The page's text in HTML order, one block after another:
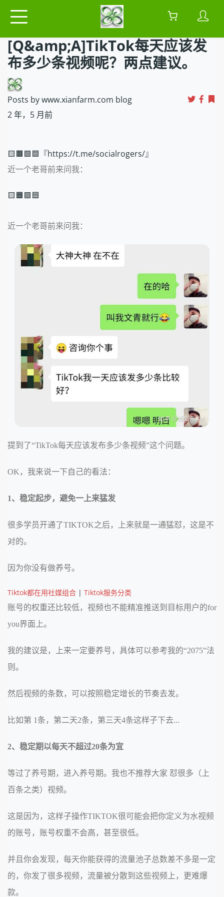
[Q&amp;A]TikTok每天应该发
布多少条视频呢？两点建议。
Posts by www.xianfarm.com blog
2 年，5 月前
🟨🟧🟩🟦『https://t.me/socialrogers/』
近一个老哥前来问我：
🟨🟧🟩🟦
近一个老哥前来问我：
提到了“TikTok每天应该发布多少条视频”这个问题。
OK，我来说一下自己的看法：
1、稳定起步，避免一上来猛发
很多学员开通了TIKTOK之后，上来就是一通猛怼，这是不
对的。
因为你没有做养号。
Tiktok都在用社媒组合 | Tiktok服务分类
账号的权重还比较低，视频也不能精准推送到目标用户的for
you界面上。
我的建议是，上来一定要养号，具体可以参考我的“2075”法
则。
然后视频的条数，可以按照稳定增长的节奏去发。
比如第 1条，第二天2条，第三天4条这样子下去...
2、稳定期以每天不超过20条为宜
等过了养号期，进入养号期。我也不推荐大家 怼很多（上
百条之类）视频。
这是因为，这样子操作TIKTOK很可能会把你定义为水视频
的账号，账号权重不会高，甚至很低。
并且你会发现，每天你能获得的流量池子总数差不多是一定
的，你发了很多视频，流量被分散到这些视频上，更难爆
款。